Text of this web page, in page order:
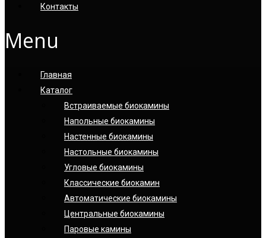
Контакты
Menu
Главная
Каталог
Встраиваемые биокамины
Напольные биокамины
Настенные биокамины
Настoльные биокамины
Угловые биокамины
Классические биокамин
Автоматические биокамины
Центральные биокамины
Паровые камины